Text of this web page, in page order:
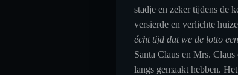
stadje en zeker tijdens de
versierde en verlichte
écht tijd dat we de lotto
Santa Claus en Mrs.
langs gemaakt hebben.